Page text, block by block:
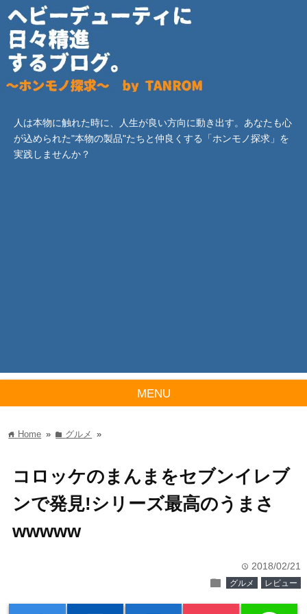
人は本物に触れた時に、人生が良い方向に動き出す。あなたも心
が込められた"本物の製品"たちと仲良くする「ホンモノ探求」を
実践しませんか？
MENU
home Home » folder グルメ »
コロッケのまんまをセブンイレブ
ンで発見!シリーズ最高のうまさ
wwwww
time 2018/02/21
folder グルメ レビュー